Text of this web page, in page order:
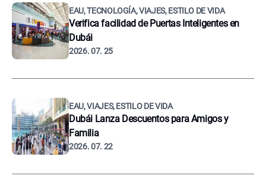
EAU, TECNOLOGÍA, VIAJES, ESTILO DE VIDA
Verifica facilidad de Puertas Inteligentes en
Dubái
2026. 07. 25
EAU, VIAJES, ESTILO DE VIDA
Dubái Lanza Descuentos para Amigos y
Familia
2026. 07. 22